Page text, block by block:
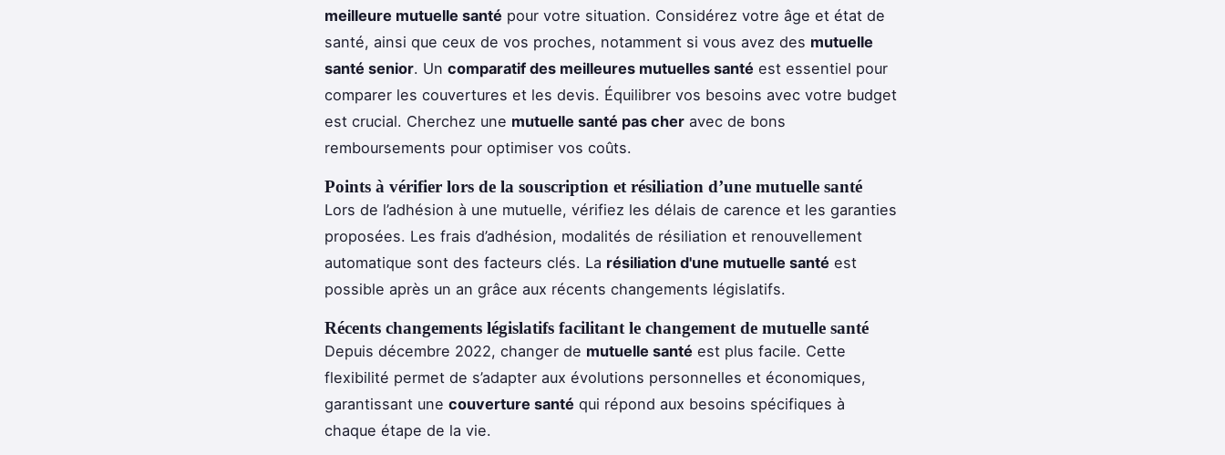
meilleure mutuelle santé pour votre situation. Considérez votre âge et état de
santé, ainsi que ceux de vos proches, notamment si vous avez des mutuelle
santé senior. Un comparatif des meilleures mutuelles santé est essentiel pour
comparer les couvertures et les devis. Équilibrer vos besoins avec votre budget
est crucial. Cherchez une mutuelle santé pas cher avec de bons
remboursements pour optimiser vos coûts.
Points à vérifier lors de la souscription et résiliation d’une mutuelle santé
Lors de l’adhésion à une mutuelle, vérifiez les délais de carence et les garanties
proposées. Les frais d’adhésion, modalités de résiliation et renouvellement
automatique sont des facteurs clés. La résiliation d'une mutuelle santé est
possible après un an grâce aux récents changements législatifs.
Récents changements législatifs facilitant le changement de mutuelle santé
Depuis décembre 2022, changer de mutuelle santé est plus facile. Cette
flexibilité permet de s’adapter aux évolutions personnelles et économiques,
garantissant une couverture santé qui répond aux besoins spécifiques à
chaque étape de la vie.